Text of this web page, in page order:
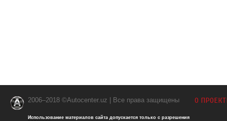
2006–2018 ©Autocenter.uz | Все права защищены
Использование материалов сайта допускается только с разрешения
О